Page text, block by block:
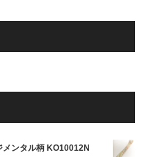
ンタル柄 KO10012N